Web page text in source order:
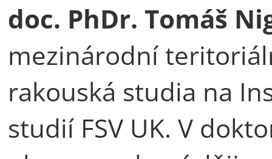
doc. PhDr. Tomáš
mezinárodní
rakouská studia na
studií FSV UK. V